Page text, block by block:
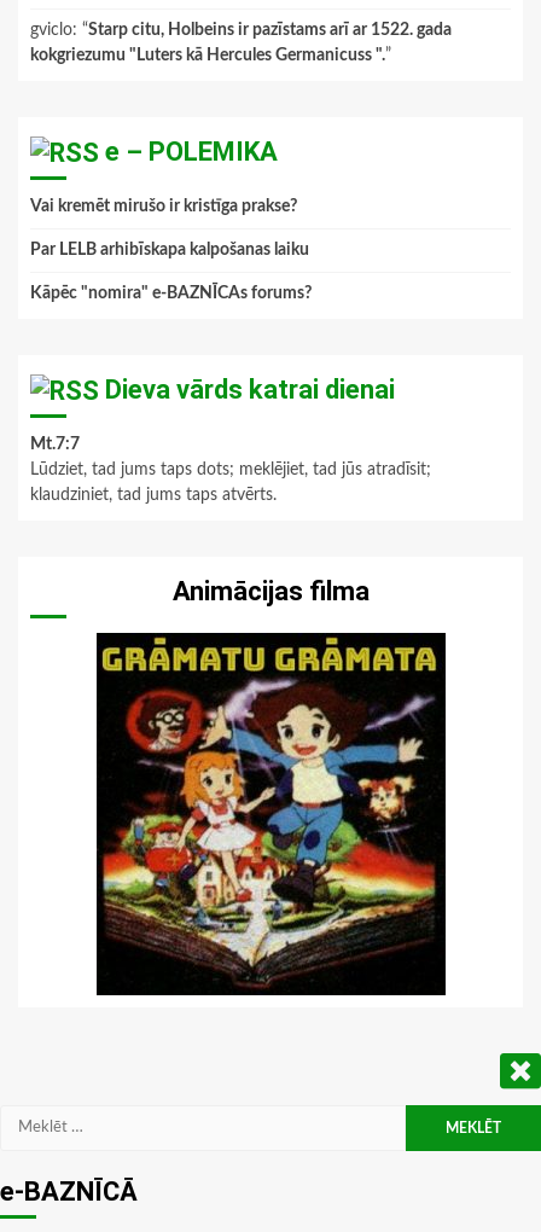
gviclo: “Starp citu, Holbeins ir pazīstams arī ar 1522. gada
kokgriezumu "Luters kā Hercules Germanicuss ".”
e – POLEMIKA
Vai kremēt mirušo ir kristīga prakse?
Par LELB arhibīskapa kalpošanas laiku
Kāpēc "nomira" e-BAZNĪCAs forums?
Dieva vārds katrai dienai
Mt.7:7
Lūdziet, tad jums taps dots; meklējiet, tad jūs atradīsit;
klaudziniet, tad jums taps atvērts.
Animācijas filma
Meklēt:
e-BAZNĪCĀ